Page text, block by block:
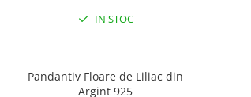
IN STOC
Pandantiv Floare de Liliac din
Argint 925